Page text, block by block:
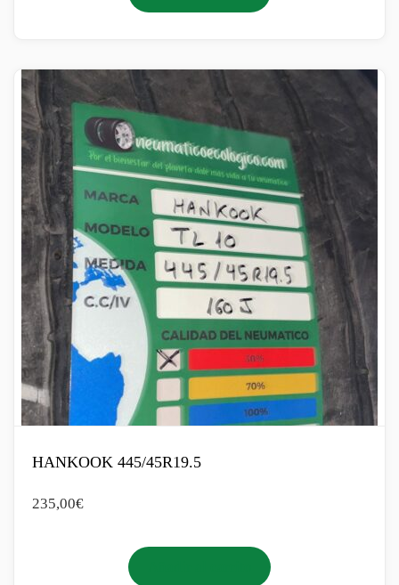
HANKOOK 445/45R19.5
235,00€